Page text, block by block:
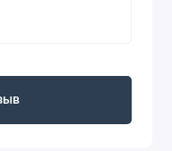
эффективное, но